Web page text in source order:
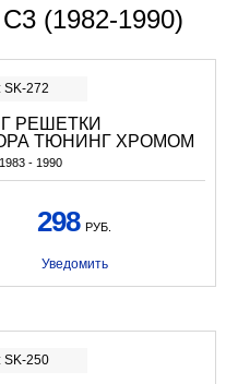
(1982-1990)
272
РЕШЕТКИ
ТЮНИНГ ХРОМОМ
1983 - 1990
298 РУБ.
Уведомить
250